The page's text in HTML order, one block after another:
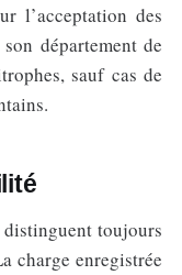
l’acceptation des
département de
sauf cas de
toujours
charge enregistrée